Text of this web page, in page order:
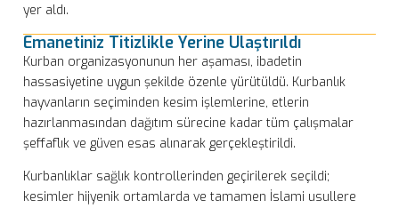
yer aldı.
Emanetiniz Titizlikle Yerine Ulaştırıldı
Kurban organizasyonunun her aşaması, ibadetin
hassasiyetine uygun şekilde özenle yürütüldü. Kurbanlık
hayvanların seçiminden kesim işlemlerine, etlerin
hazırlanmasından dağıtım sürecine kadar tüm çalışmalar
şeffaflık ve güven esas alınarak gerçekleştirildi.
Kurbanlıklar sağlık kontrollerinden geçirilerek seçildi;
kesimler hijyenik ortamlarda ve tamamen İslami usullere